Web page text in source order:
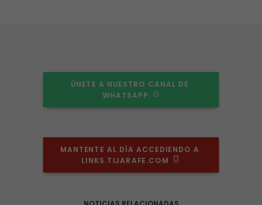
ÚNETE A NUESTRO CANAL DE
WHATSAPP
MANTENTE AL DÍA ACCEDIENDO A
LINKS.TIJARAFE.COM